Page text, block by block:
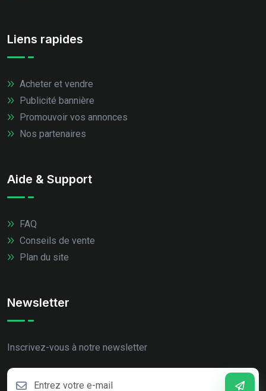
Liens rapides
Acheter et vendre
Publicité bannière
Promouvoir vos annonces
Nos partenaires
Aide & Support
FAQ
Conseils de vente
Plan du site
Newsletter
Inscrivez-vous à notre newsletter